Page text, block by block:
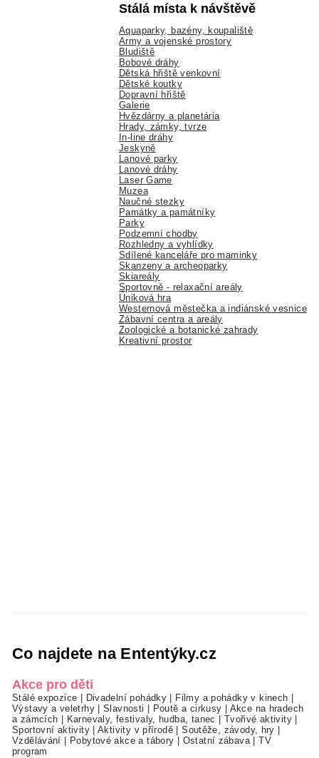
Stálá místa k návštěvě
Aquaparky, bazény, koupaliště
Army a vojenské prostory
Bludiště
Bobové dráhy
Dětská hřiště venkovní
Dětské koutky
Dopravní hřiště
Galerie
Hvězdárny a planetária
Hrady, zámky, tvrze
In-line dráhy
Jeskyně
Lanové parky
Lanové dráhy
Laser Game
Muzea
Naučné stezky
Památky a památníky
Parky
Podzemní chodby
Rozhledny a vyhlídky
Sdílené kanceláře pro maminky
Skanzeny a archeoparky
Skiareály
Sportovně - relaxační areály
Úniková hra
Westernová městečka a indiánské vesnice
Zábavní centra a areály
Zoologické a botanické zahrady
Kreativní prostor
Co najdete na Ententýky.cz
Akce pro děti
Stálé expozice Divadelní pohádky Filmy a pohádky v kinech
Výstavy a veletrhy|Slavnosti Poutě a cirkusy
Akce na hradech
a zámcích
Karnevaly, festivaly, hudba, tanec Tvořivé aktivity
Sportovní aktivity|Aktivity v přírodě |Soutěže, závody, hry
Vzdělávání
Pobytové akce a tábory Ostatní zábava|TV
program